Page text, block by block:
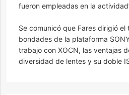
fueron empleadas en la
Se comunicó que Fares dirigió el
bondades de la plataforma
trabajo con XOCN, las ventajas
diversidad de lentes y su doble